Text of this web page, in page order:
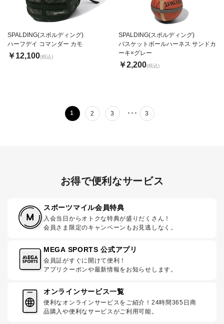
SPALDING(スポルディング)
ハーフデイ コマンダー カモ
￥12,100(税込)
SPALDING(スポルディング)
バスケットボールハーネス サンドカ
ーキ×グレー
￥2,200(税込)
1 2 3 ･･･ 3
お得で便利なサービス
スポーツマイル会員特典
入会当日からオトクな特典が盛りだくさん！
会員さま限定のキャンペーンもお見逃しなく。
MEGA SPORTS 公式アプリ
会員証がすぐに開けて便利！
アプリクーポンや最新情報をお知らせします。
オンラインサービス一覧
便利なオンラインサービスをご紹介！24時間365日商
品購入や便利なサービスがご利用可能。